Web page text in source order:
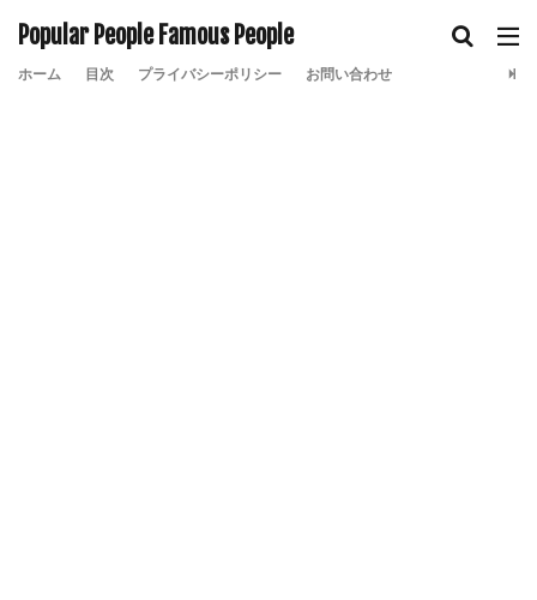
Popular People Famous People
ホーム 目次 プライバシーポリシー お問い合わせ